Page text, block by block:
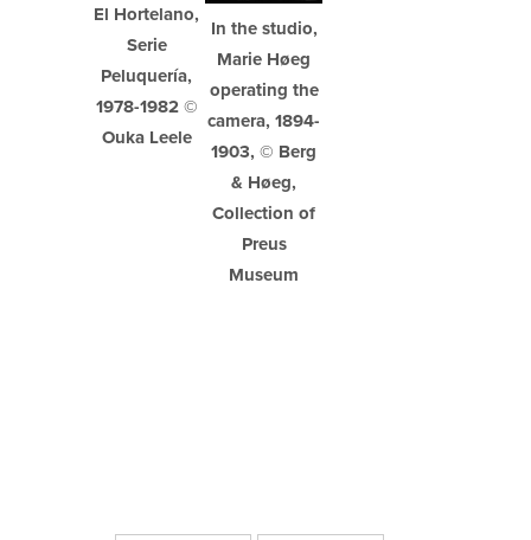
El Hortelano,
Serie
Peluquería,
1978-1982 ©
Ouka Leele
In the studio,
Marie Høeg
operating the
camera, 1894-
1903, © Berg
& Høeg,
Collection of
Preus
Museum